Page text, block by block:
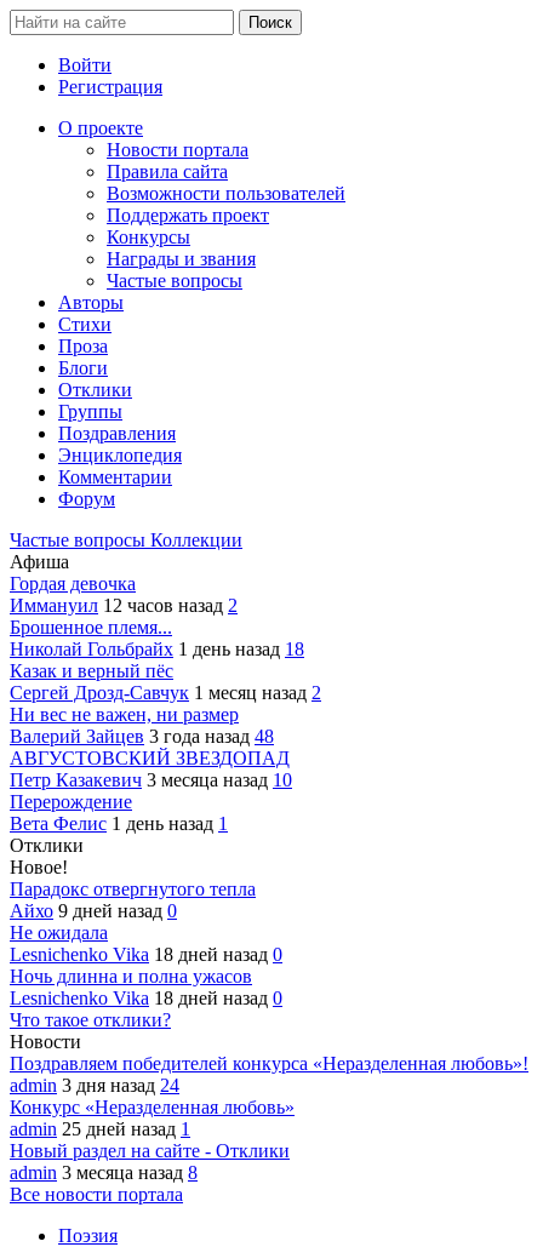
Войти
Регистрация
О проекте
Новости портала
Правила сайта
Возможности пользователей
Поддержать проект
Конкурсы
Награды и звания
Частые вопросы
Авторы
Стихи
Проза
Блоги
Отклики
Группы
Поздравления
Энциклопедия
Комментарии
Форум
Частые вопросы Коллекции
Афиша
Гордая девочка
Иммануил 12 часов назад 2
Брошенное племя...
Николай Гольбрайх 1 день назад 18
Казак и верный пёс
Сергей Дрозд-Савчук 1 месяц назад 2
Ни вес не важен, ни размер
Валерий Зайцев 3 года назад 48
АВГУСТОВСКИЙ ЗВЕЗДОПАД
Петр Казакевич 3 месяца назад 10
Перерождение
Вета Фелис 1 день назад 1
Отклики
Новое!
Парадокс отвергнутого тепла
Айхо 9 дней назад 0
Не ожидала
Lesnichenko Vika 18 дней назад 0
Ночь длинна и полна ужасов
Lesnichenko Vika 18 дней назад 0
Что такое отклики?
Новости
Поздравляем победителей конкурса «Неразделенная любовь»!
admin 3 дня назад 24
Конкурс «Неразделенная любовь»
admin 25 дней назад 1
Новый раздел на сайте - Отклики
admin 3 месяца назад 8
Все новости портала
Поэзия